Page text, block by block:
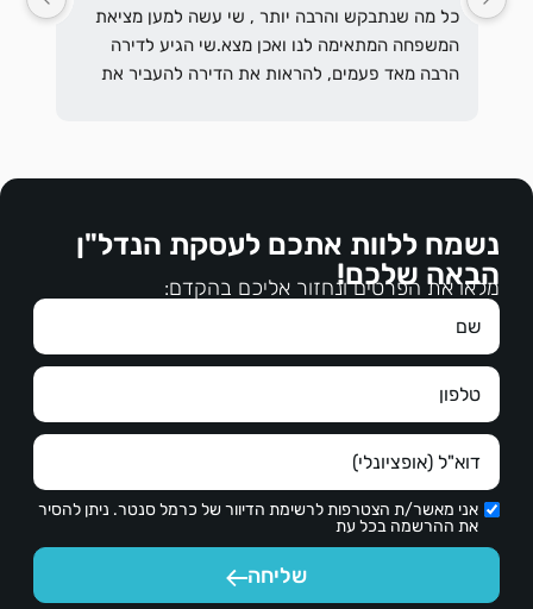
כל מה שנתבקש והרבה יותר , שי עשה למען מציאת
המשפחה המתאימה לנו ואכן מצא.שי הגיע לדירה
הרבה מאד פעמים, להראות את הדירה להעביר את
במקצועיות רבה.עבודה מצויינת, מגיעים לכם כל
הברכות.תודה ממני ומנעמי על עבודתכם.
נשמח ללוות אתכם לעסקת הנדל"ן
הבאה שלכם!
מלאו את הפרטים ונחזור אליכם בהקדם:
אני מאשר/ת הצטרפות לרשימת הדיוור של כרמל סנטר. ניתן להסיר
את ההרשמה בכל עת
שליחה